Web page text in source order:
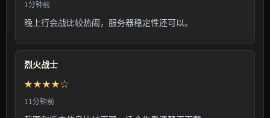
1分钟前
晚上行会战比较热闹，服务器稳定性还可以。
烈火战士
★★★★☆
11分钟前